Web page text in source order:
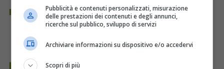
Pubblicità e contenuti personalizzati, misurazione
delle prestazioni dei contenuti e degli annunci,
ricerche sul pubblico, sviluppo di servizi
Archiviare informazioni su dispositivo e/o accedervi
Scopri di più